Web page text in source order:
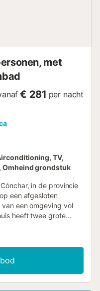
met
€ 281 per nacht
TV,
Omheind grondstuk
in de provincie
een afgesloten
een omgeving vol
heeft twee grote
op de bovenste
andere badkamers
over
verbinding. Buiten zijn
of kersenbomen,